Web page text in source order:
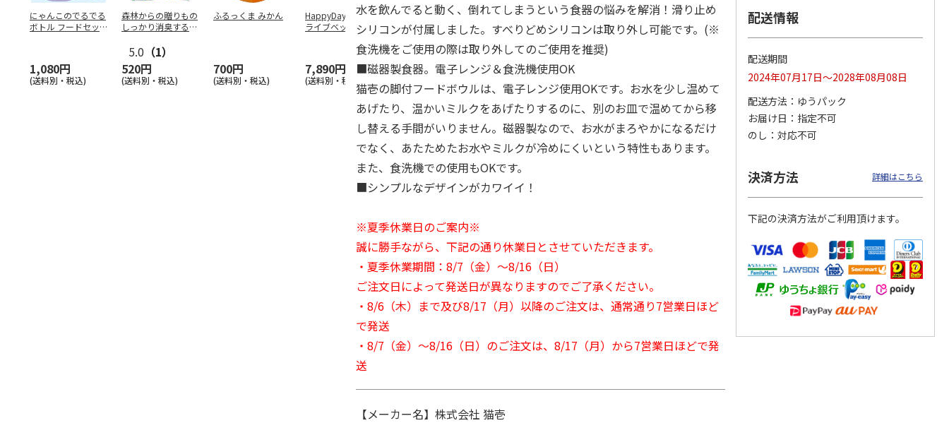
にゃんこのでるでる
ボトル フードセッ
1,080円
(送料別・税込)
森林からの贈りもの
しっかり消臭するひ
5.0 （1）
520円
(送料別・税込)
ふるっくま みかん
700円
(送料別・税込)
HappyDays 2wayド
ライブベッド グレ
7,890円
(送料別・税込)
獣医師開発 ニオイ
をとる砂専用 猫ト
イレ ナチュラルグ
レー
1,550円
デオトイレ 飛び散
らない消臭・抗菌サ
ンド 4L
1,320円
無添加良品 カムカ
ムデンタルコーン
ぐるぐるボーン型 S
…
銀のスプーン パウ
チ 健康に育つ子ね
こ用 まぐろ・かつ
ペット線香 虹のか
なた フルーティフ
ローラルの香り
590円
(送料別・税込)
100円
(送料別・税込)
水を飲んでると動く、倒れてしまうという食器の悩みを解消！滑り止め
シリコンが付属しました。すべりどめシリコンは取り外し可能です。(※
食洗機をご使用の際は取り外してのご使用を推奨)
■磁器製食器。電子レンジ＆食洗機使用OK
猫壱の脚付フードボウルは、電子レンジ使用OKです。お水を少し温めて
あげたり、温かいミルクをあげたりするのに、別のお皿で温めてから移
し替える手間がいりません。磁器製なので、お水がまろやかになるだけ
でなく、あたためたお水やミルクが冷めにくいという特性もあります。
また、食洗機での使用もOKです。
■シンプルなデザインがカワイイ！
※夏季休業日のご案内※
誠に勝手ながら、下記の通り休業日とさせていただきます。
・夏季休業期間：8/7（金）～8/16（日）
ご注文日によって発送日が異なりますのでご了承ください。
・8/6（木）まで及び8/17（月）以降のご注文は、通常通り7営業日ほど
で発送
・8/7（金）～8/16（日）のご注文は、8/17（月）から7営業日ほどで発
送
【メーカー名】株式会社 猫壱
配送情報
配送期間
2024年07月17日～2028年08月08日
配送方法
ゆうパック
お届け日
指定不可
のし
対応不可
決済方法 詳細はこちら
下記の決済方法がご利用頂けます。